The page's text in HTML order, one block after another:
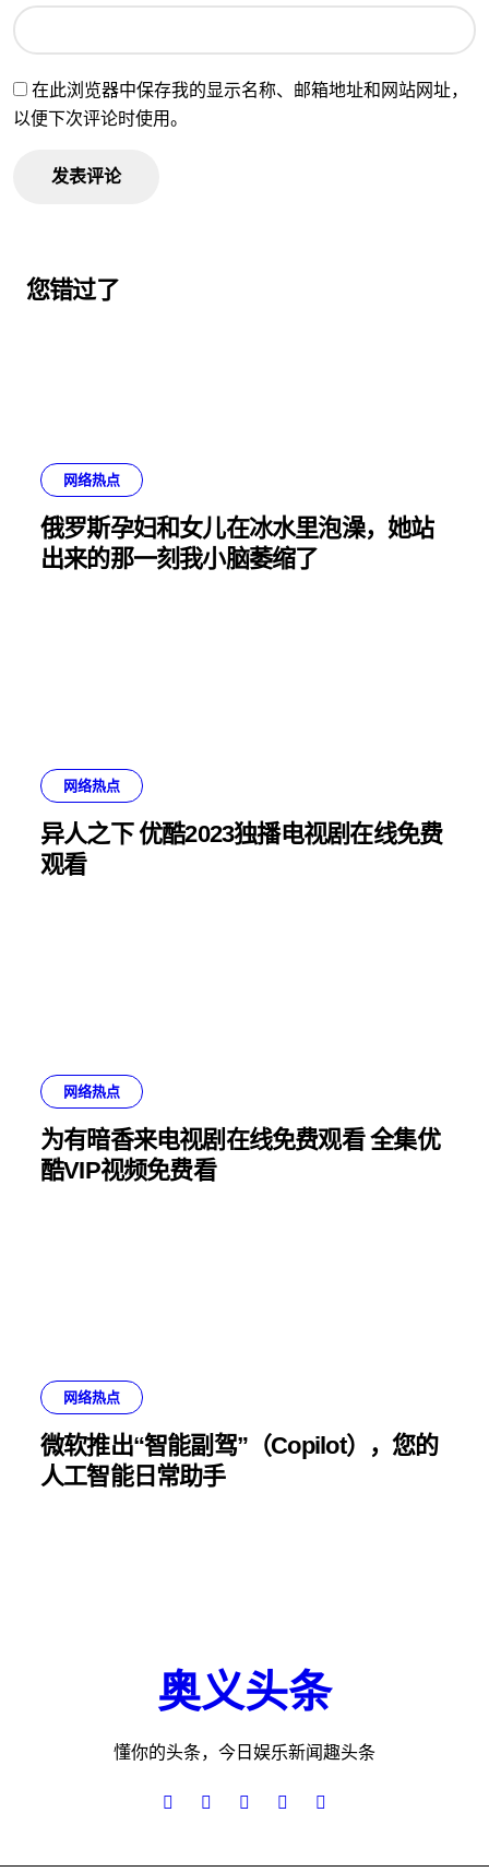
在此浏览器中保存我的显示名称、邮箱地址和网站网址，
以便下次评论时使用。
您错过了
网络热点
俄罗斯孕妇和女儿在冰水里泡澡，她站
出来的那一刻我小脑萎缩了
网络热点
异人之下 优酷2023独播电视剧在线免费
观看
网络热点
为有暗香来电视剧在线免费观看 全集优
酷VIP视频免费看
网络热点
微软推出“智能副驾”（Copilot），您的
人工智能日常助手
奥义头条
懂你的头条，今日娱乐新闻趣头条